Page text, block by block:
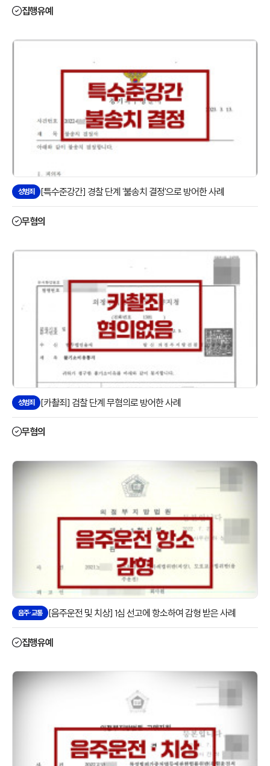
집행유예
성범죄 [특수준강간] 경찰 단계 '불송치 결정'으로 방어한 사례
무혐의
성범죄 [카촬죄] 검찰 단계 무혐의로 방어한 사례
무혐의
음주·교통 [음주운전 및 치상] 1심 선고에 항소하여 감형 받은 사례
집행유예